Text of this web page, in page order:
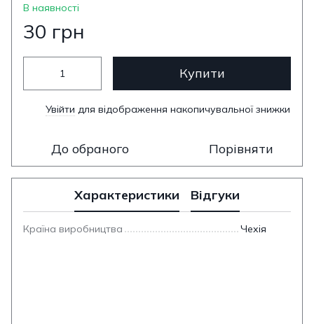
В наявності
30 грн
Купити
Увійти для відображення накопичувальної знижки
До обраного Порівняти
Характеристики Відгуки
Країна виробництва Чехія